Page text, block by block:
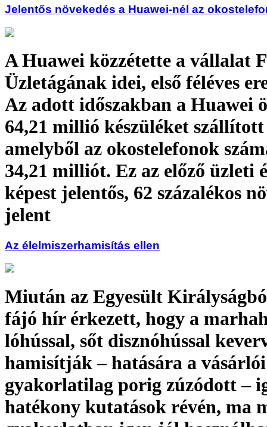
Jelentős növekedés a Huawei-nél az
A Huawei közzétette a vállalat
Üzletágának idei, első féléves
Az adott időszakban a Huawei
64,21 millió készüléket
amelyből az okostelefonok
34,21 milliót. Ez az előző üzleti
képest jelentős, 62 százalékos
jelent
Az élelmiszerhamisítás ellen
Miután az Egyesült
fájó hír érkezett, hogy a
lóhússal, sőt disznóhússal
hamisítják – hatására a
gyakorlatilag porig zúzódott –
hatékony kutatások révén, ma